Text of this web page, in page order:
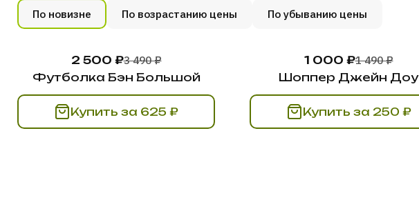
По новизне По возрастанию цены По убыванию цены
2 500 ₽3 490 ₽
Футболка Бэн Большой
Купить за 625 ₽
1 000 ₽1 490 ₽
Шоппер Джейн Доу
Купить за 250 ₽